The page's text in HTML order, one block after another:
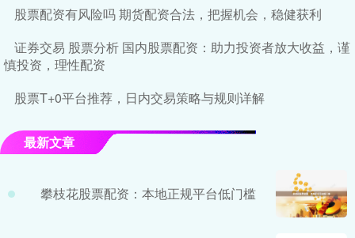
股票配资有风险吗 期货配资合法，把握机会，稳健获利
证券交易 股票分析 国内股票配资：助力投资者放大收益，谨
慎投资，理性配资
股票T+0平台推荐，日内交易策略与规则详解
最新文章
攀枝花股票配资：本地正规平台低门槛